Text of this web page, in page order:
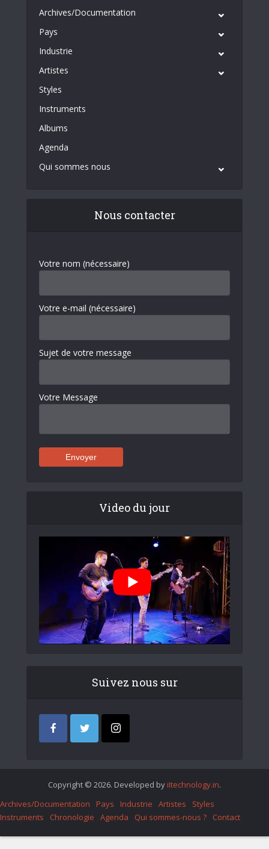
Archives/Documentation
Pays
Industrie
Artistes
Styles
Instruments
Albums
Agenda
Qui sommes nous
Nous contacter
Votre nom (nécessaire)
Votre e-mail (nécessaire)
Sujet de votre message
Votre Message
Video du jour
Suivez nous sur
Copyright © 2026. Developed by iItechnology.in.
Archives/Documentation
Pays Industrie Artistes
Styles
Instruments
Chronologie Agenda Qui sommes-nous ? Contact